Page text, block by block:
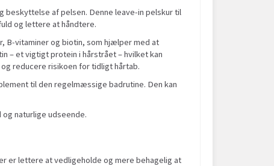
beskyttelse af pelsen. Denne leave-in pelskur til
og lettere at håndtere.
B-vitaminer og biotin, som hjælper med at
– et vigtigt protein i hårstrået – hvilket kan
reducere risikoen for tidligt hårtab.
til den regelmæssige badrutine. Den kan
naturlige udseende.
er lettere at vedligeholde og mere behagelig at